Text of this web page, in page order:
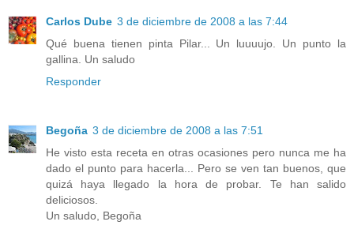
Carlos Dube 3 de diciembre de 2008 a las 7:44
Qué buena tienen pinta Pilar... Un luuuujo. Un punto la
gallina. Un saludo
Responder
Begoña 3 de diciembre de 2008 a las 7:51
He visto esta receta en otras ocasiones pero nunca me ha
dado el punto para hacerla... Pero se ven tan buenos, que
quizá haya llegado la hora de probar. Te han salido
deliciosos.
Un saludo, Begoña